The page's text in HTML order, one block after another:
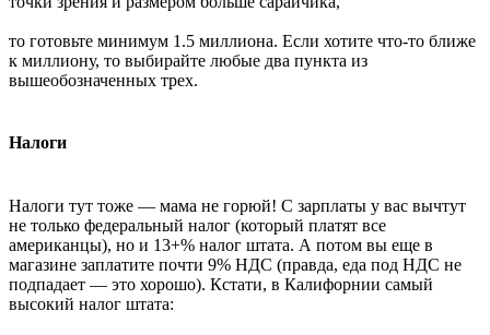
то готовьте минимум 1.5 миллиона. Если хотите что-то ближе
к миллиону, то выбирайте любые два пункта из
вышеобозначенных трех.
Налоги
Налоги тут тоже — мама не горюй! С зарплаты у вас вычтут
не только федеральный налог (который платят все
американцы), но и 13+% налог штата. А потом вы еще в
магазине заплатите почти 9% НДС (правда, еда под НДС не
подпадает — это хорошо). Кстати, в Калифорнии самый
высокий налог штата: